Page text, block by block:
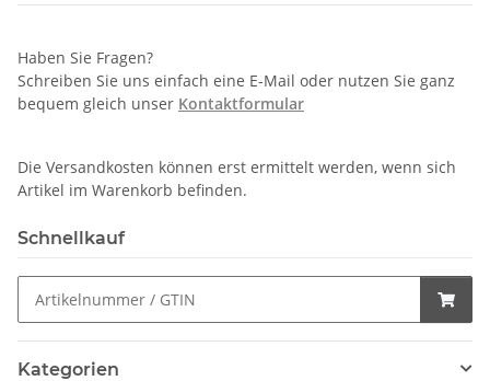
Haben Sie Fragen?
Schreiben Sie uns einfach eine E-Mail oder nutzen Sie ganz
bequem gleich unser Kontaktformular
Die Versandkosten können erst ermittelt werden, wenn sich
Artikel im Warenkorb befinden.
Schnellkauf
Kategorien